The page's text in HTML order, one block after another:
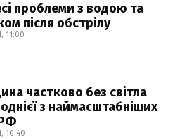
проблеми з водою та
після обстрілу
11:00
частково без світла
однієї з наймасштабніших
10:40